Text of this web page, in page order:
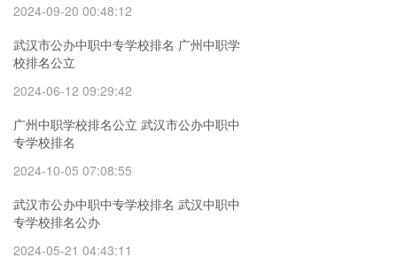
2024-09-20 00:48:12
武汉市公办中职中专学校排名 广州中职学
校排名公立
2024-06-12 09:29:42
广州中职学校排名公立 武汉市公办中职中
专学校排名
2024-10-05 07:08:55
武汉市公办中职中专学校排名 武汉中职中
专学校排名公办
2024-05-21 04:43:11